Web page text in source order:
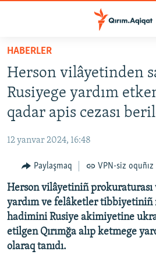
Esas
qaytmaq
Baş
navigatsiyağa
qaytmaq
Qıdıruvğa
qaytmaq
İQTİSADİYAT
MEDENİYET
İNSAN AQLARI
VİDEO
SÜRET
BLOGLAR
FİKİR
HABERLER
Herson vilâyetinden
Rusiyege yardım
qadar apis cezası
12 yanvar 2024, 16:48
Paylaşmaq VPN-siz oquñız
Herson vilâyetiniñ
yardım ve felâketler tibbiyetiniñ
hadimini Rusiye akimiyetine
etilgen Qırımğa alıp ketmege
olaraq tanıdı.